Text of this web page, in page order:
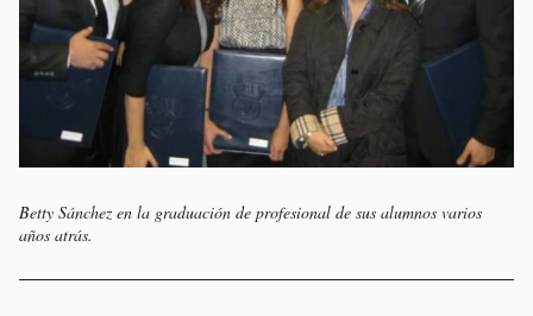
Betty Sánchez en la graduación de profesional de sus alumnos varios
años atrás.